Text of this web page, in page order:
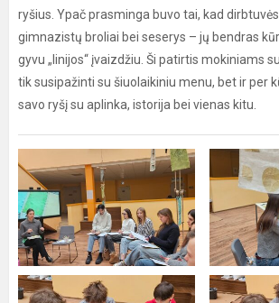
ryšius. Ypač prasminga buvo tai, kad
gimnazistų broliai bei seserys – jų bendras
gyvu „linijos“ įvaizdžiu. Ši patirtis mokiniams
tik susipažinti su šiuolaikiniu menu, bet ir per
savo ryšį su aplinka, istorija bei vienas kitu.